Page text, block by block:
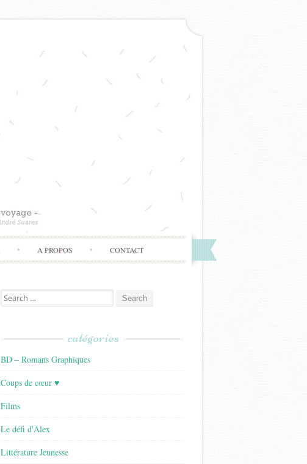
A PROPOS CONTACT
Search
for:
catégories
BD – Romans Graphiques
Coups de cœur ♥
Films
Le défi d'Alex
Littérature Jeunesse